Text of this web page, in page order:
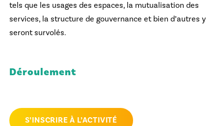
tels que les usages des espaces, la mutualisation des
services, la structure de gouvernance et bien d’autres y
seront survolés.
Déroulement
S’INSCRIRE À L’ACTIVITÉ